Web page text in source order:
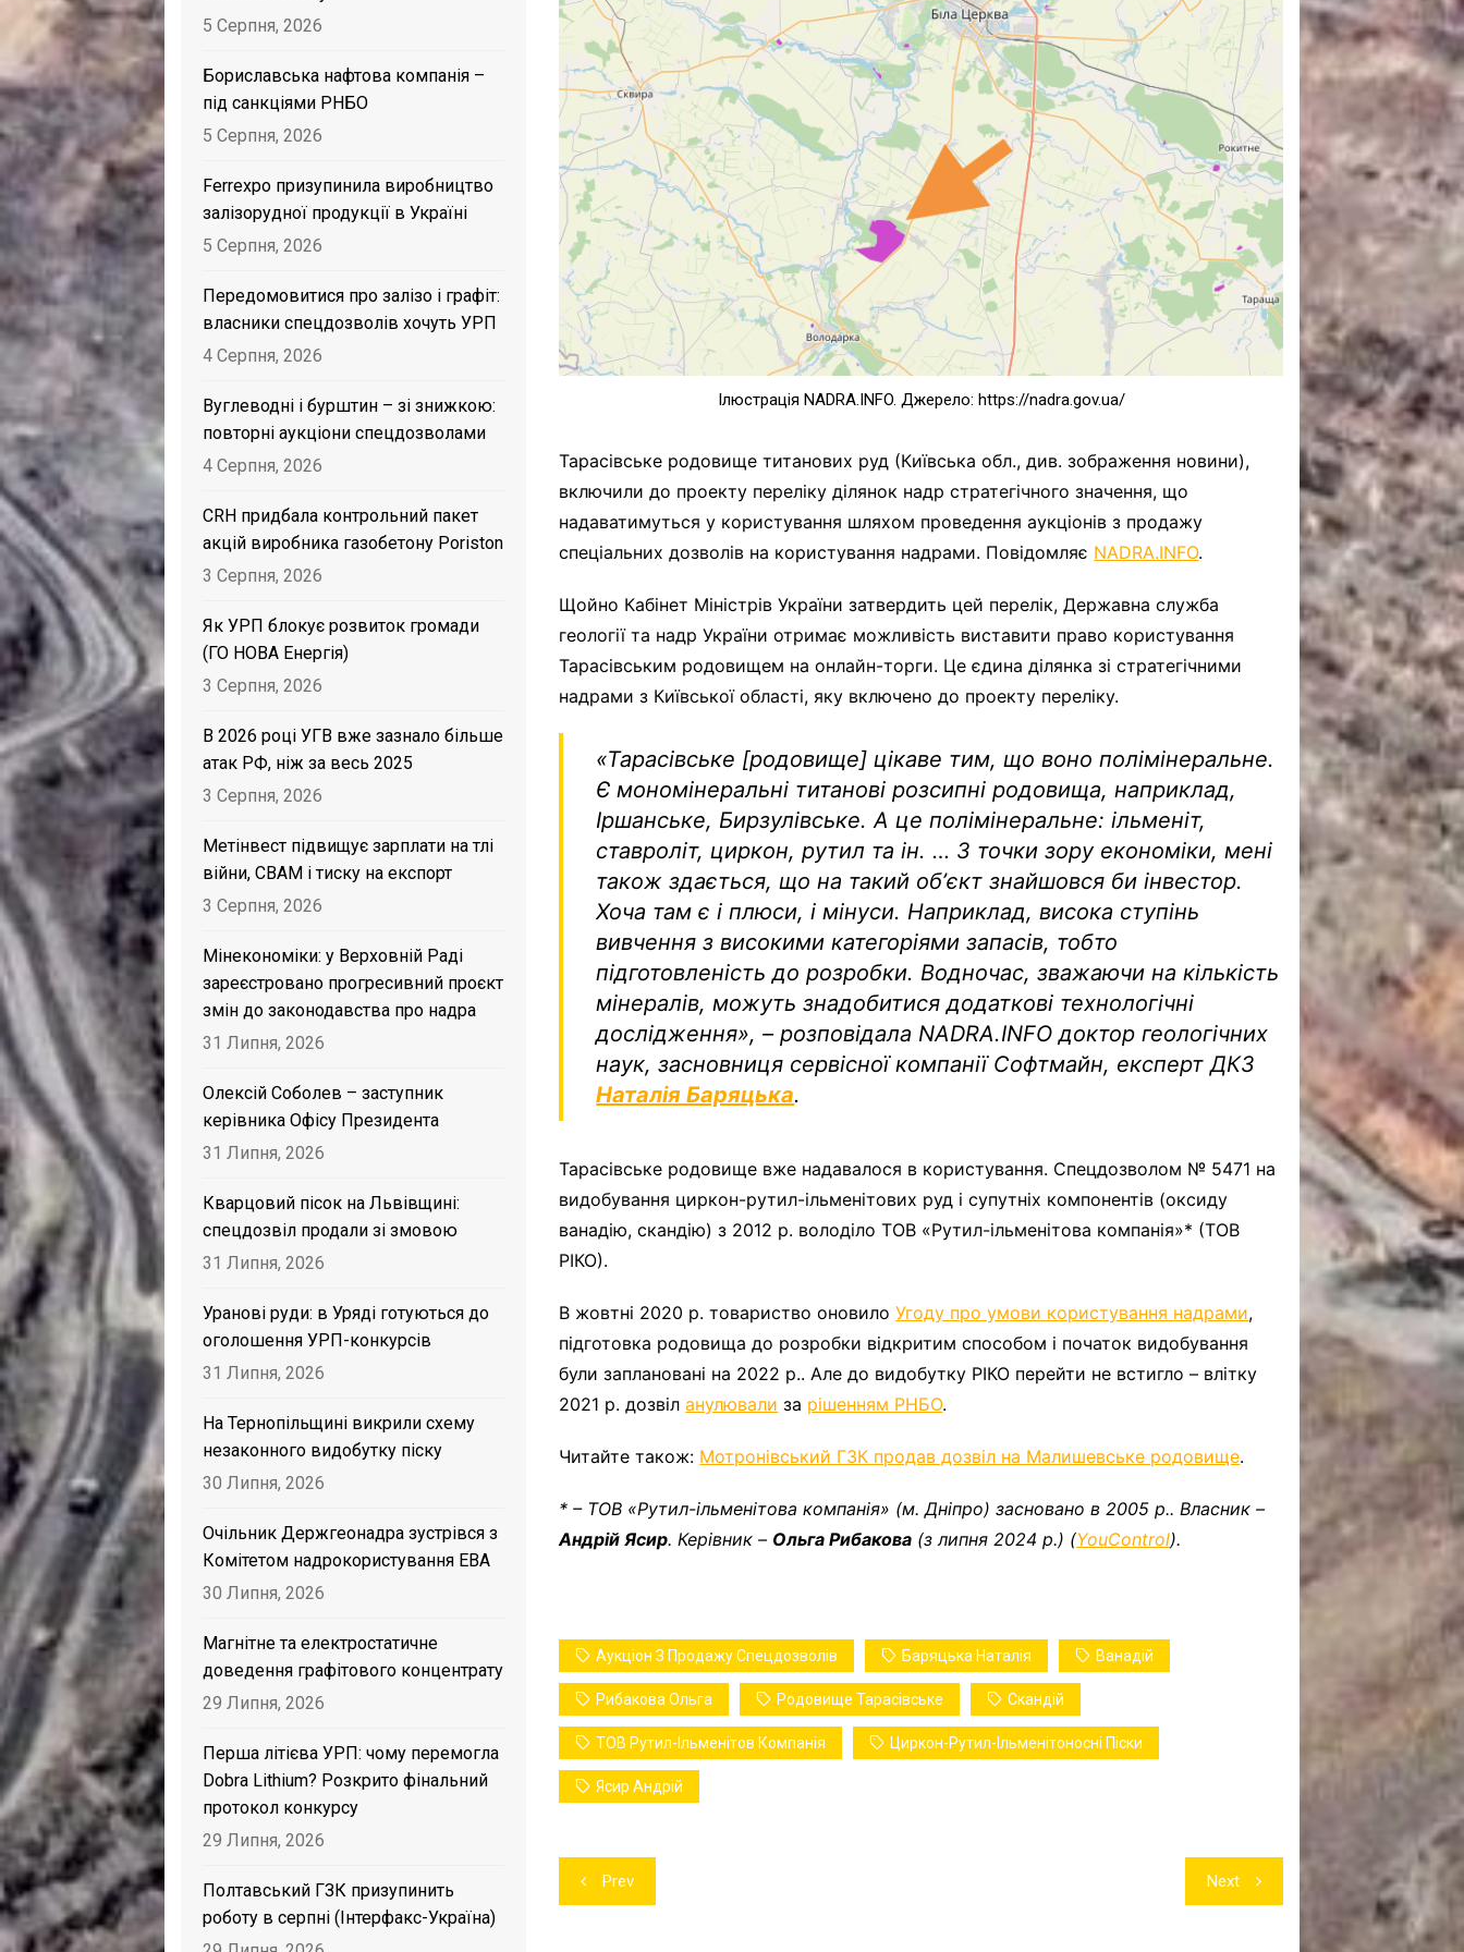
САНКЦІЙНІ НАДРА
БЛОГИ
TECHNO
CRITICAL MINERALS
НАДРА ІНШИХ
ПРО ПРОЕКТ
Ілюстрація NADRA.INFO. Джерело: https://nadra.gov.ua/
Тарасівське родовище титанових руд (Київська обл., див. зображення новини),
включили до проекту переліку ділянок надр стратегічного значення, що
надаватимуться у користування шляхом проведення аукціонів з продажу
спеціальних дозволів на користування надрами. Повідомляє NADRA.INFO.
Щойно Кабінет Міністрів України затвердить цей перелік, Державна служба
геології та надр України отримає можливість виставити право користування
Тарасівським родовищем на онлайн-торги. Це єдина ділянка зі стратегічними
надрами з Київської області, яку включено до проекту переліку.
«Тарасівське [родовище]цікаве тим, що воно полімінеральне.
Є мономінеральні титанові розсипні родовища, наприклад,
Іршанське, Бирзулівське. А це полімінеральне: ільменіт,
ставроліт, циркон, рутил та ін.… З точки зору економіки, мені
також здається, що на такий обʼєкт знайшовся би інвестор.
Хоча там є і плюси, і мінуси. Наприклад, висока ступінь
вивчення з високими категоріями запасів, тобто
підготовленість до розробки. Водночас, зважаючи на кількість
мінералів, можуть знадобитися додаткові технологічні
дослідження»,– розповідала NADRA.INFO доктор геологічних
наук, засновниця сервісної компанії Софтмайн, експерт ДКЗ
Наталія Баряцька.
Тарасівське родовище вже надавалося в користування. Спецдозволом № 5471 на
видобування циркон-рутил-ільменітових руд і супутніх компонентів (оксиду
ванадію, скандію) з 2012 р. володіло ТОВ «Рутил-ільменітова компанія»* (ТОВ
РІКО).
В жовтні 2020 р. товариство оновилоУгоду про умови користування надрами,
підготовка родовища до розробки відкритим способом і початок видобування
були заплановані на 2022 р.. Але до видобутку РІКО перейти не встигло – влітку
2021 р. дозвіланулювали за рішенням РНБО.
Читайте також: Мотронівський ГЗК продав дозвіл на Малишевське родовище.
* – ТОВ «Рутил-ільменітова компанія» (м. Дніпро) засновано в 2005 р.. Власник –
Андрій Ясир. Керівник – Ольга Рибакова (з липня 2024 р.) (YouControl).
Аукціон З Продажу Спецдозволів Баряцька Наталія Ванадій
Рибакова Ольга Родовище Тарасівське Скандій
ТОВ Рутил-Ільменітов Компанія Циркон-Рутил-Ільменітоносні Піски
Ясир Андрій
Навігація
записів
Prev Next
5 Серпня, 2026
Бориславська нафтова компанія –
під санкціями РНБО
5 Серпня, 2026
Ferrexpo призупинила виробництво
залізорудної продукції в Україні
5 Серпня, 2026
Передомовитися про залізо і графіт:
власники спецдозволів хочуть УРП
4 Серпня, 2026
Вуглеводні і бурштин – зі знижкою:
повторні аукціони спецдозволами
4 Серпня, 2026
CRH придбала контрольний пакет
акцій виробника газобетону Poriston
3 Серпня, 2026
Як УРП блокує розвиток громади
(ГО НОВА Енергія)
3 Серпня, 2026
В 2026 році УГВ вже зазнало більше
атак РФ, ніж за весь 2025
3 Серпня, 2026
Метінвест підвищує зарплати на тлі
війни, CBAM і тиску на експорт
3 Серпня, 2026
Мінекономіки: у Верховній Раді
зареєстровано прогресивний проєкт
змін до законодавства про надра
31 Липня, 2026
Олексій Соболев – заступник
керівника Офісу Президента
31 Липня, 2026
Кварцовий пісок на Львівщині:
спецдозвіл продали зі змовою
31 Липня, 2026
Уранові руди: в Уряді готуються до
оголошення УРП-конкурсів
31 Липня, 2026
На Тернопільщині викрили схему
незаконного видобутку піску
30 Липня, 2026
Очільник Держгеонадра зустрівся з
Комітетом надрокористування EBA
30 Липня, 2026
Магнітне та електростатичне
доведення графітового концентрату
29 Липня, 2026
Перша літієва УРП: чому перемогла
Dobra Lithium? Розкрито фінальний
протокол конкурсу
29 Липня, 2026
Полтавський ГЗК призупинить
роботу в серпні (Інтерфакс-Україна)